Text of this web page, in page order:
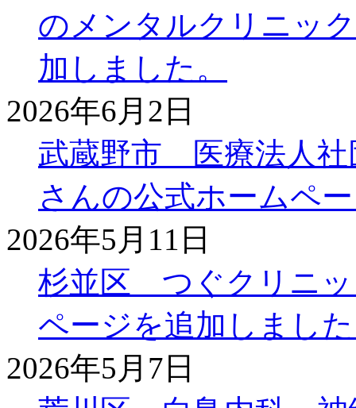
のメンタルクリニッ
加しました。
2026年6月2日
武蔵野市 医療法人
さんの公式ホームペ
2026年5月11日
杉並区 つぐクリニッ
ページを追加しまし
2026年5月7日